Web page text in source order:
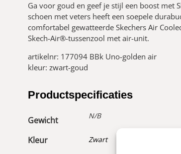
Ga voor goud en geef je stijl een boost met
schoen met veters heeft een soepele
comfortabel gewatteerde Skechers Air
Skech-Air®-tussenzool met air-unit.
artikelnr: 177094 BBk Uno-golden air
kleur: zwart-goud
Productspecificaties
Gewicht N/B
Kleur Zwart